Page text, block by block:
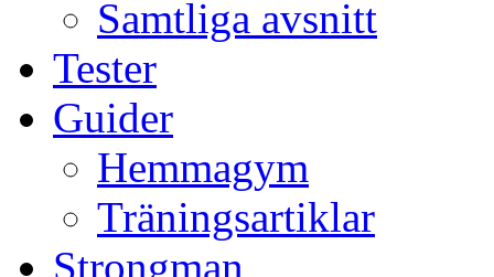
Samtliga avsnitt
Tester
Guider
Hemmagym
Träningsartiklar
Strongman